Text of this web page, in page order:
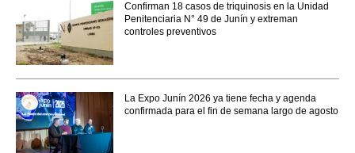
Confirman 18 casos de triquinosis en la Unidad
Penitenciaria N° 49 de Junín y extreman
controles preventivos
La Expo Junín 2026 ya tiene fecha y agenda
confirmada para el fin de semana largo de agosto